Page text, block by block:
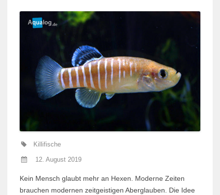
Killifische
12. August 2019
Kein Mensch glaubt mehr an Hexen. Moderne Zeiten
brauchen modernen zeitgeistigen Aberglauben. Die Idee